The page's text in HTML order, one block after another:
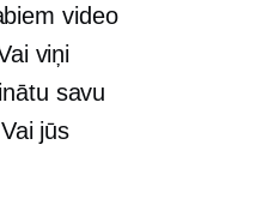
video
viņi
savu
jūs